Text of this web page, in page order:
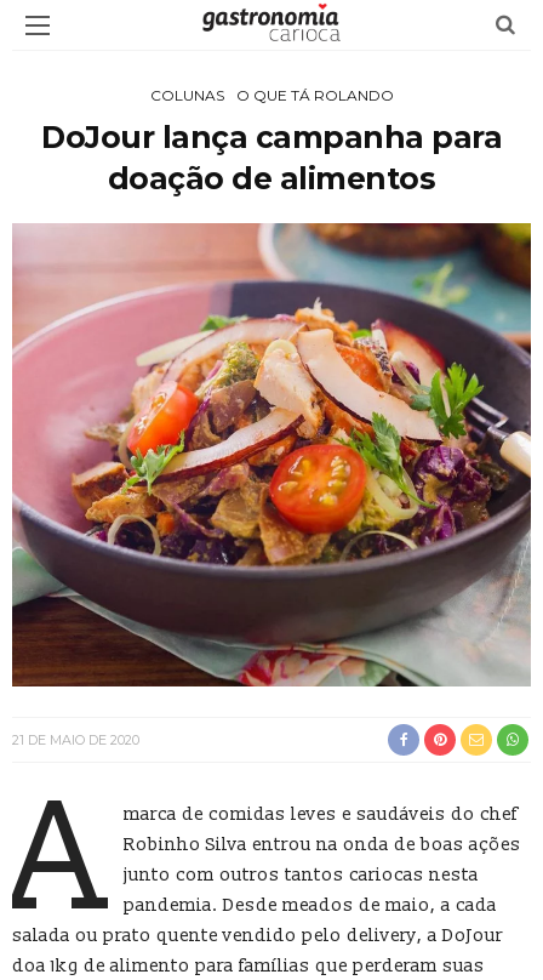
COLUNAS O QUE TÁ ROLANDO
DoJour lança campanha para
doação de alimentos
21 DE MAIO DE 2020
A
marca de comidas leves e saudáveis do chef
Robinho Silva entrou na onda de boas ações
junto com outros tantos cariocas nesta
pandemia. Desde meados de maio, a cada
salada ou prato quente vendido pelo delivery, a DoJour
doa 1kg de alimento para famílias que perderam suas